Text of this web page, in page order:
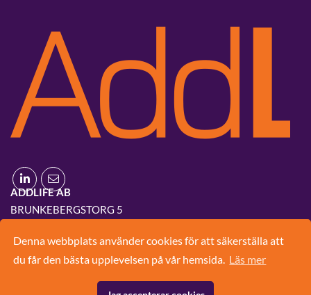
Denna webbplats använder cookies för att säkerställa att
du får den bästa upplevelsen på vår hemsida. Läs mer
ADDLIFE AB
BRUNKEBERGSTORG 5
08-420 03 830
INFO@ADD.LIFE